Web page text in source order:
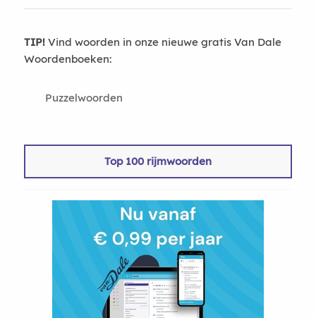
TIP!Vind woorden in onze nieuwe gratis Van Dale
Woordenboeken:
Puzzelwoorden
Top 100 rijmwoorden